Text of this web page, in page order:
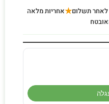
לאחר תשלום★אחריות מלאה